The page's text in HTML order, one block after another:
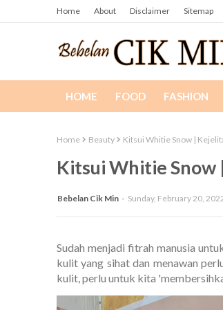
Home About Disclaimer Sitemap
HOME FOOD FASHION
Home Beauty Kitsui Whitie Snow |
Kitsui Whitie Snow
Bebelan Cik Min Sunday, February 20,
Sudah menjadi fitrah manusia
kulit yang sihat dan menawan
kulit, perlu untuk kita